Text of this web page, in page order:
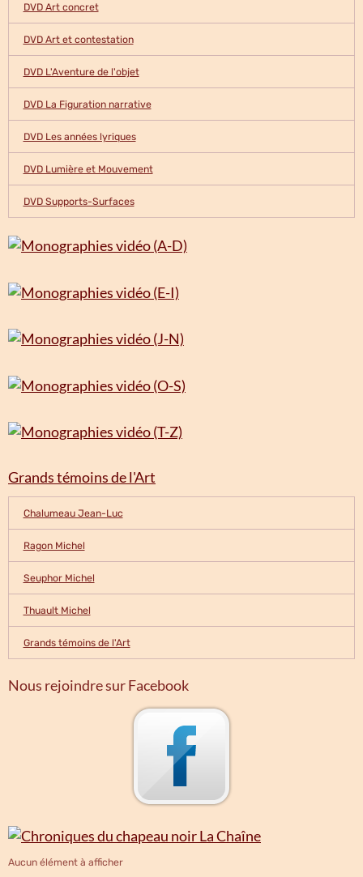
DVD Art concret
DVD Art et contestation
DVD L'Aventure de l'objet
DVD La Figuration narrative
DVD Les années lyriques
DVD Lumière et Mouvement
DVD Supports-Surfaces
Grands témoins de l'Art
Chalumeau Jean-Luc
Ragon Michel
Seuphor Michel
Thuault Michel
Grands témoins de l'Art
Nous rejoindre sur Facebook
Aucun élément à afficher